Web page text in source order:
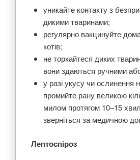
уникайте контакту з
дикими тваринами;
регулярно вакцинуйте
котів;
не торкайтеся диких
вони здаються ручними
у разі укусу чи ослинення
промийте рану великою
милом протягом 10–15
зверніться за медичною
Лептоспіроз